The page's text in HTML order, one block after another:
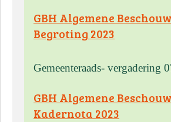
GBH Algemene
Begroting 2023
Gemeenteraads- vergadering
GBH Algemene
Kadernota 2023